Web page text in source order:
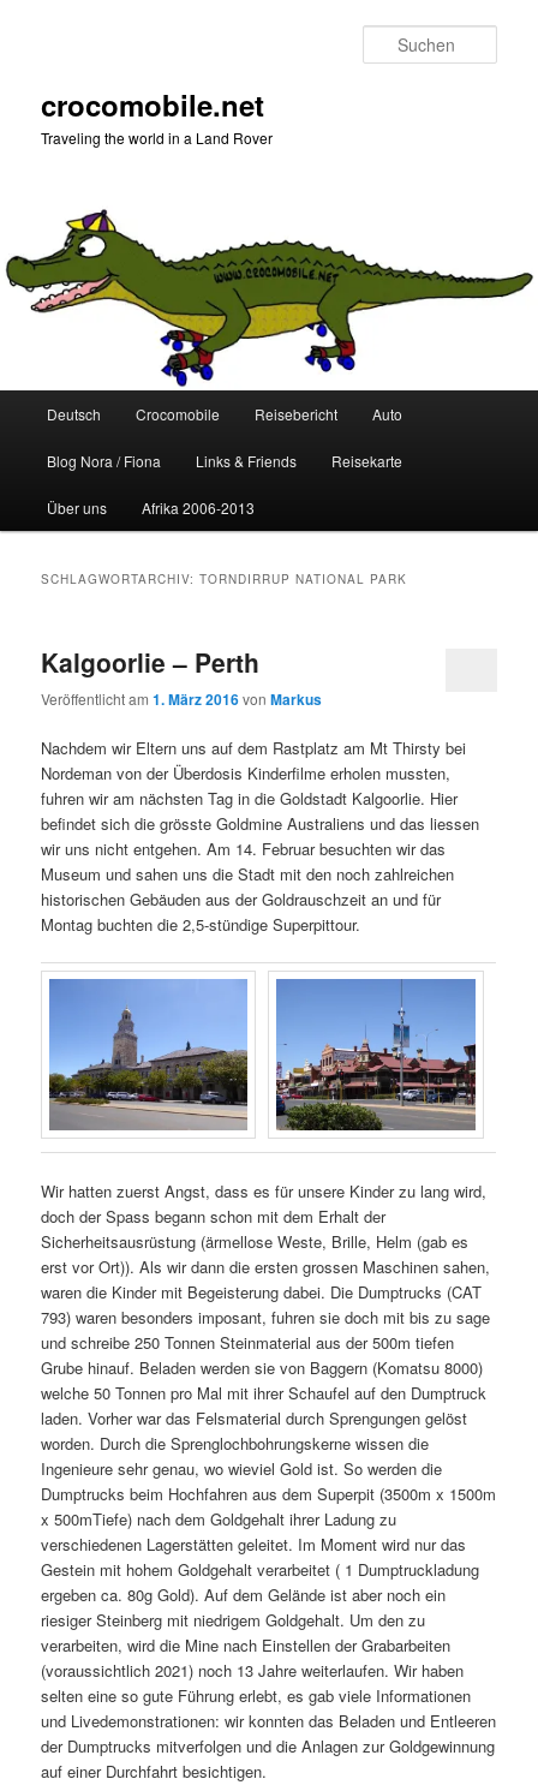
crocomobile.net
Traveling the world in a Land Rover
Deutsch Crocomobile Reisebericht Auto
Blog Nora / Fiona Links & Friends Reisekarte
Über uns Afrika 2006-2013
SCHLAGWORTARCHIV:TORNDIRRUP NATIONAL PARK
Kalgoorlie – Perth
Veröffentlicht am1. März 2016vonMarkus
Nachdem wir Eltern uns auf dem Rastplatz am Mt Thirsty bei
Nordeman von der Überdosis Kinderfilme erholen mussten,
fuhren wir am nächsten Tag in die Goldstadt Kalgoorlie. Hier
befindet sich die grösste Goldmine Australiens und das liessen
wir uns nicht entgehen. Am 14. Februar besuchten wir das
Museum und sahen uns die Stadt mit den noch zahlreichen
historischen Gebäuden aus der Goldrauschzeit an und für
Montag buchten die 2,5-stündige Superpittour.
Wir hatten zuerst Angst, dass es für unsere Kinder zu lang wird,
doch der Spass begann schon mit dem Erhalt der
Sicherheitsausrüstung (ärmellose Weste, Brille, Helm (gab es
erst vor Ort)). Als wir dann die ersten grossen Maschinen sahen,
waren die Kinder mit Begeisterung dabei. Die Dumptrucks (CAT
793) waren besonders imposant, fuhren sie doch mit bis zu sage
und schreibe 250 Tonnen Steinmaterial aus der 500m tiefen
Grube hinauf. Beladen werden sie von Baggern (Komatsu 8000)
welche 50 Tonnen pro Mal mit ihrer Schaufel auf den Dumptruck
laden. Vorher war das Felsmaterial durch Sprengungen gelöst
worden. Durch die Sprenglochbohrungskerne wissen die
Ingenieure sehr genau, wo wieviel Gold ist. So werden die
Dumptrucks beim Hochfahren aus dem Superpit (3500m x 1500m
x 500mTiefe) nach dem Goldgehalt ihrer Ladung zu
verschiedenen Lagerstätten geleitet. Im Moment wird nur das
Gestein mit hohem Goldgehalt verarbeitet ( 1 Dumptruckladung
ergeben ca. 80g Gold). Auf dem Gelände ist aber noch ein
riesiger Steinberg mit niedrigem Goldgehalt. Um den zu
verarbeiten, wird die Mine nach Einstellen der Grabarbeiten
(voraussichtlich 2021) noch 13 Jahre weiterlaufen. Wir haben
selten eine so gute Führung erlebt, es gab viele Informationen
und Livedemonstrationen: wir konnten das Beladen und Entleeren
der Dumptrucks mitverfolgen und die Anlagen zur Goldgewinnung
auf einer Durchfahrt besichtigen.